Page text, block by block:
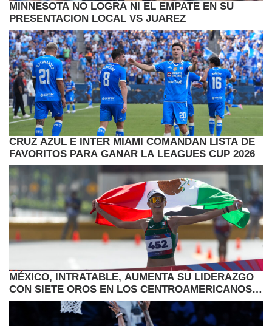
MINNESOTA NO LOGRA NI EL EMPATE EN SU
PRESENTACION LOCAL VS JUAREZ
CRUZ AZUL E INTER MIAMI COMANDAN LISTA DE
FAVORITOS PARA GANAR LA LEAGUES CUP 2026
MÉXICO, INTRATABLE, AUMENTA SU LIDERAZGO
CON SIETE OROS EN LOS CENTROAMERICANOS Y
CARIBE